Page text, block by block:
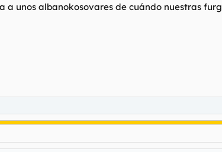
a unos albanokosovares de cuándo nuestras